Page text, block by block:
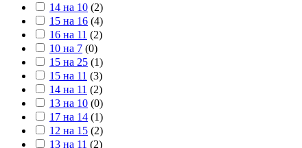
14 на 10 (2)
15 на 16 (4)
16 на 11 (2)
10 на 7 (0)
15 на 25 (1)
15 на 11 (3)
14 на 11 (2)
13 на 10 (0)
17 на 14 (1)
12 на 15 (2)
13 на 11 (2)